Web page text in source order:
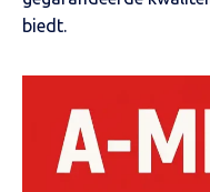
biedt.